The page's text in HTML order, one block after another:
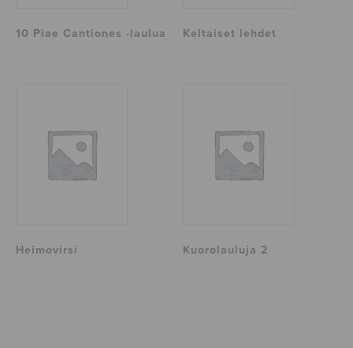
10 Piae Cantiones -laulua Keltaiset lehdet
Heimovirsi Kuorolauluja 2